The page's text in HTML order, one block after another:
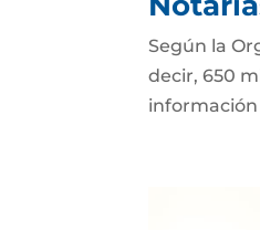
Según la
decir, 650
información